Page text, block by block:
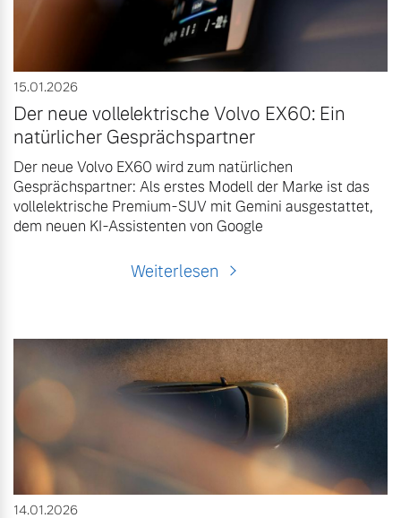
15.01.2026
Der neue vollelektrische Volvo EX60: Ein
natürlicher Gesprächspartner
Der neue Volvo EX60 wird zum natürlichen
Gesprächspartner: Als erstes Modell der Marke ist das
vollelektrische Premium-SUV mit Gemini ausgestattet,
dem neuen KI-Assistenten von Google
Weiterlesen
14.01.2026